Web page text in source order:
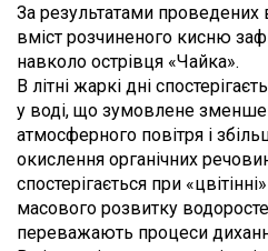
За результатами
вміст розчиненого кисню
навколо острівця «Чайка».
В літні жаркі дні
у воді, що зумовлене
атмосферного повітря і
окислення органічних
спостерігається при
масового розвитку
переважають процеси